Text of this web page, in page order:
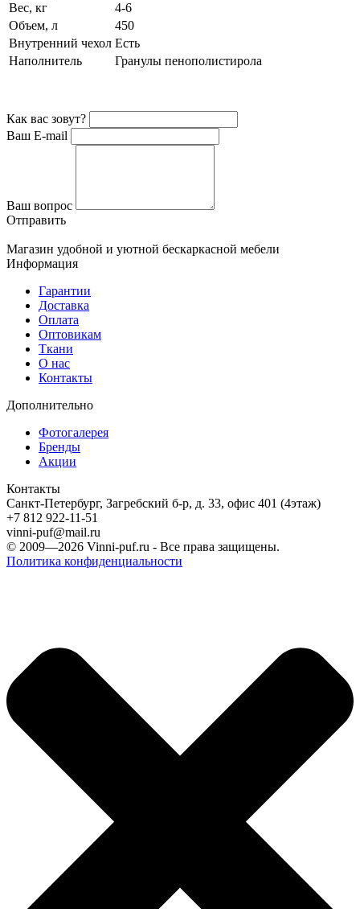
Вес, кг
4-6
Объем, л
450
Внутренний чехол Есть
Наполнитель
Гранулы пенополистирола
Как вас зовут?
Ваш E-mail
Ваш вопрос
Отправить
Магазин удобной и уютной бескаркасной мебели
Информация
Гарантии
Доставка
Оплата
Оптовикам
Ткани
О нас
Контакты
Дополнительно
Фотогалерея
Бренды
Акции
Контакты
Санкт-Петербург, Загребский б-р, д. 33, офис 401 (4этаж)
+7 812 922-11-51
vinni-puf@mail.ru
© 2009—2026 Vinni-puf.ru - Все права защищены.
Политика конфиденциальности